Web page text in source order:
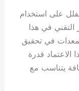
على استخدام
في هذا
في تحقيق
قدرة
يتناسب مع